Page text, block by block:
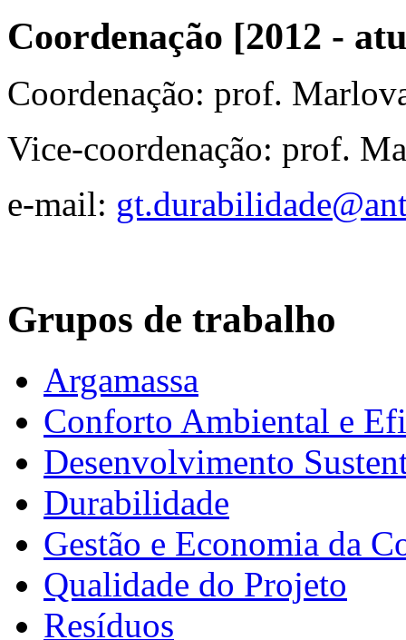
Coordenação [2012 -
Coordenação: prof.
Vice-coordenação: prof.
e-mail:
Grupos de trabalho
Argamassa
Conforto Ambiental e
Desenvolvimento
Durabilidade
Gestão e Economia da
Qualidade do Projeto
Resíduos